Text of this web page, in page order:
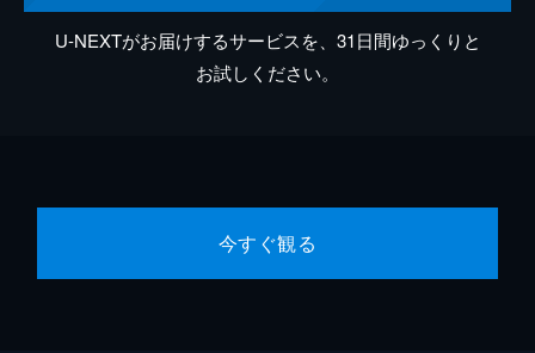
U-NEXTがお届けするサービスを、31日間ゆっくりと
お試しください。
今すぐ観る